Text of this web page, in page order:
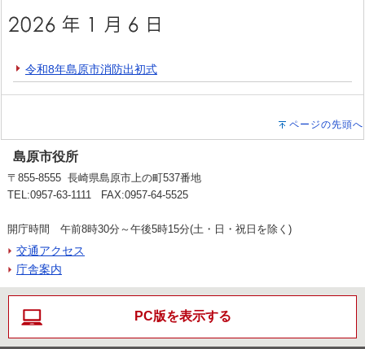
令和8年島原市消防出初式
ページの先頭へ
島原市役所
〒855-8555 長崎県島原市上の町537番地
TEL:0957-63-1111 FAX:0957-64-5525
開庁時間 午前8時30分～午後5時15分(土・日・祝日を除く)
交通アクセス
庁舎案内
PC版を表示する